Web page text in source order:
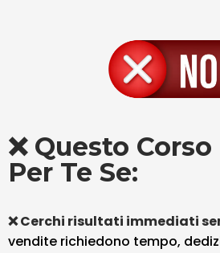
❌ Questo
Per Te Se:
❌ Cerchi risultati immediati
vendite richiedono tempo,